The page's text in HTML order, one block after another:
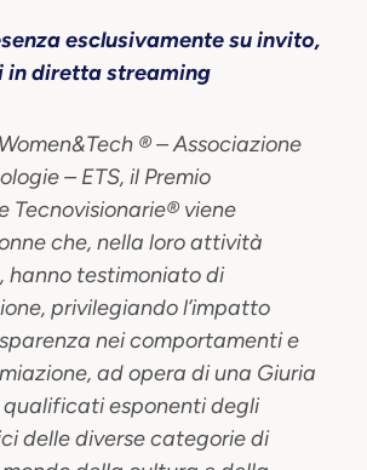
esclusivamente su invito,
diretta streaming
® – Associazione
– ETS, il Premio
Tecnovisionarie® viene
che, nella loro attività
hanno testimoniato di
privilegiando l’impatto
nei comportamenti e
ad opera di una Giuria
esponenti degli
delle diverse categorie di